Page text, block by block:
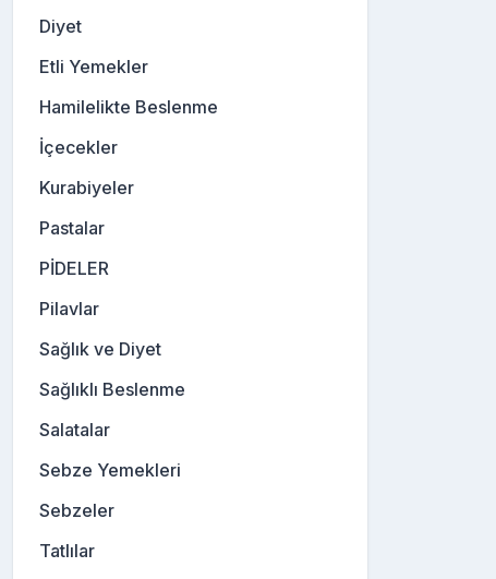
Diyet
Etli Yemekler
Hamilelikte Beslenme
İçecekler
Kurabiyeler
Pastalar
PİDELER
Pilavlar
Sağlık ve Diyet
Sağlıklı Beslenme
Salatalar
Sebze Yemekleri
Sebzeler
Tatlılar